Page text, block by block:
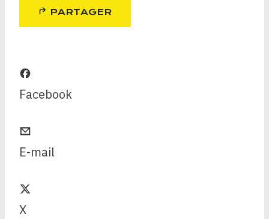
PARTAGER
Facebook
E-mail
X